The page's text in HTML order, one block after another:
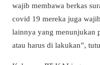
wajib membawa berkas
covid 19 mereka juga
lainnya yang menunjukan
atau harus di lakukan”,